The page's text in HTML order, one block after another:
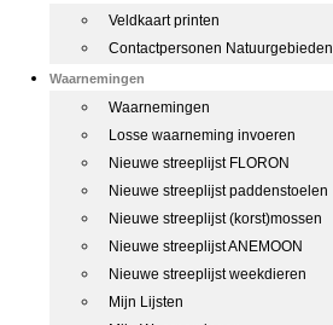
Veldkaart printen
Contactpersonen Natuurgebieden
Waarnemingen
Waarnemingen
Losse waarneming invoeren
Nieuwe streeplijst FLORON
Nieuwe streeplijst paddenstoelen
Nieuwe streeplijst (korst)mossen
Nieuwe streeplijst ANEMOON
Nieuwe streeplijst weekdieren
Mijn Lijsten